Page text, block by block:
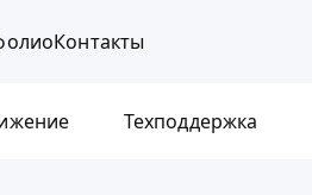
Контакты
Техподдержка